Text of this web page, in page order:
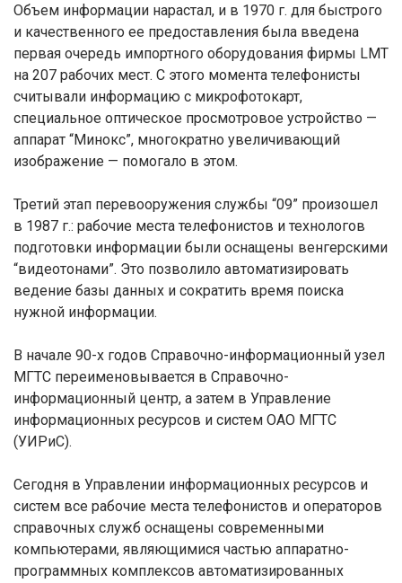
Объем информации нарастал, и в 1970 г. для быстрого
и качественного ее предоставления была введена
первая очередь импортного оборудования фирмы LMT
на 207 рабочих мест. С этого момента телефонисты
считывали информацию с микрофотокарт,
специальное оптическое просмотровое устройство —
аппарат “Минокс”, многократно увеличивающий
изображение — помогало в этом.
Третий этап перевооружения службы “09” произошел
в 1987 г.: рабочие места телефонистов и технологов
подготовки информации были оснащены венгерскими
“видеотонами”. Это позволило автоматизировать
ведение базы данных и сократить время поиска
нужной информации.
В начале 90-х годов Справочно-информационный узел
МГТС переименовывается в Справочно-
информационный центр, а затем в Управление
информационных ресурсов и систем ОАО МГТС
(УИРиС).
Сегодня в Управлении информационных ресурсов и
систем все рабочие места телефонистов и операторов
справочных служб оснащены современными
компьютерами, являющимися частью аппаратно-
программных комплексов автоматизированных